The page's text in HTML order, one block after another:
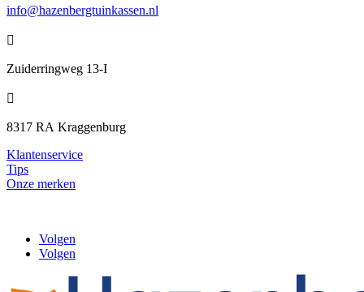
info@hazenbergtuinkassen.nl

Zuiderringweg 13-I

8317 RA Kraggenburg
Klantenservice
Tips
Onze merken
Volgen
Volgen